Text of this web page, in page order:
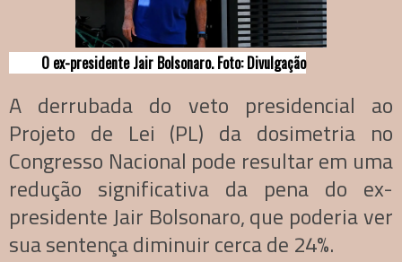
O ex-presidente Jair Bolsonaro. Foto: Divulgação
A derrubada do veto presidencial ao
Projeto de Lei (PL) da dosimetria no
Congresso Nacional pode resultar em uma
redução significativa da pena do ex-
presidente Jair Bolsonaro, que poderia ver
sua sentença diminuir cerca de 24%.